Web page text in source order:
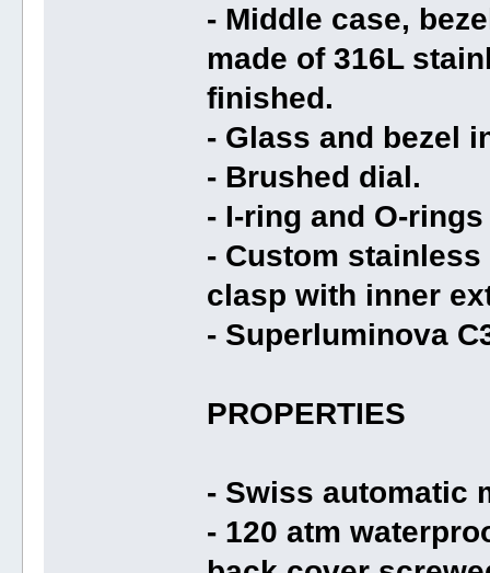
- Middle case,
made of 316L
finished.
- Glass and bezel
- Brushed dial.
- I-ring and O-
- Custom
clasp with inner
- Superluminova
PROPERTIES
- Swiss automatic
- 120 atm